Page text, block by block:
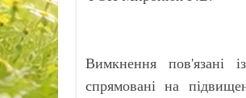
Вимкнення пов'язані
спрямовані на